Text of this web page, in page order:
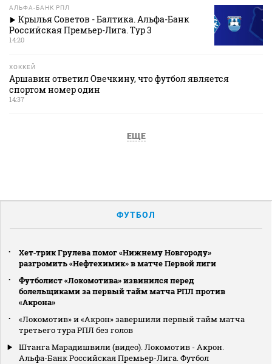
АЛЬФА-БАНК РПЛ
Крылья Советов - Балтика. Альфа-Банк
Российская Премьер-Лига. Тур 3
14:20
ХОККЕЙ
Аршавин ответил Овечкину, что футбол является
спортом номер один
14:37
ЕЩЕ
ФУТБОЛ
Хет‑трик Грулева помог «Нижнему Новгороду»
разгромить «Нефтехимик» в матче Первой лиги
Футболист «Локомотива» извинился перед
болельщиками за первый тайм матча РПЛ против
«Акрона»
«Локомотив» и «Акрон» завершили первый тайм матча
третьего тура РПЛ без голов
Штанга Марадишвили (видео). Локомотив - Акрон.
Альфа-Банк Российская Премьер-Лига. Футбол